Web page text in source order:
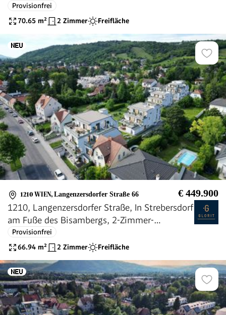
Eigentumswohnung
Provisionfrei
70.65 m² 2 Zimmer Freifläche
1210 WIEN, Langenzersdorfer Straße 66 € 449.900
1210, Langenzersdorfer Straße, In Strebersdorf
am Fuße des Bisambergs, 2-Zimmer-
Eigentumswohnung
Provisionfrei
66.94 m² 2 Zimmer Freifläche